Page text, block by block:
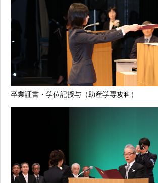
卒業証書・学位記授与（助産学専攻科）